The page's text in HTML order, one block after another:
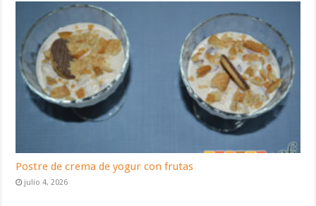
Postre de crema de yogur con frutas
julio 4, 2026